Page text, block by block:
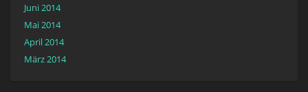
Juni 2014
Mai 2014
April 2014
März 2014